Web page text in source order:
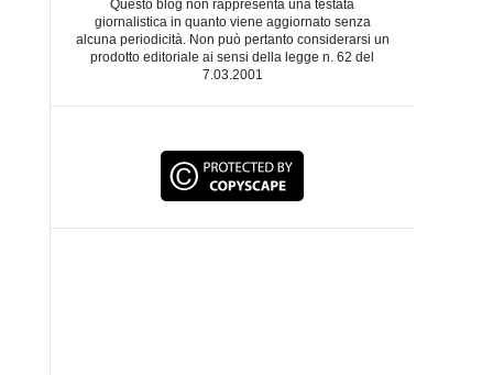
Questo blog non rappresenta una testata
giornalistica in quanto viene aggiornato senza
alcuna periodicità. Non può pertanto considerarsi un
prodotto editoriale ai sensi della legge n. 62 del
7.03.2001